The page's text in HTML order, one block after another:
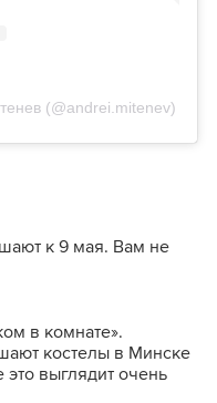
(@andrei.mitenev)
к 9 мая. Вам не
в комнате».
костелы в Минске
это выглядит очень